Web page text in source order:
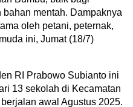
mentah. Dampaknya
oleh petani, peternak,
ini, Jumat (18/7)
RI Prabowo Subianto ini
13 sekolah di Kecamatan
awal Agustus 2025.